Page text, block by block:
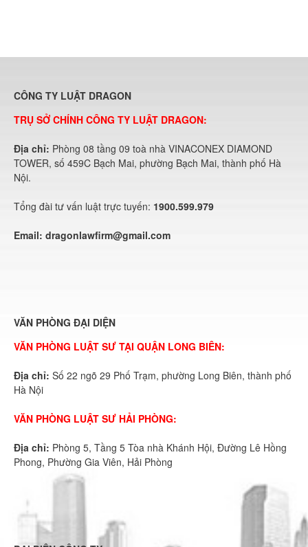
CÔNG TY LUẬT DRAGON
TRỤ SỞ CHÍNH CÔNG TY LUẬT DRAGON:
Địa chỉ: Phòng 08 tầng 09 toà nhà VINACONEX DIAMOND
TOWER, số 459C Bạch Mai, phường Bạch Mai, thành phố Hà
Nội.
Tổng đài tư vấn luật trực tuyến: 1900.599.979
Email: dragonlawfirm@gmail.com
VĂN PHÒNG ĐẠI DIỆN
VĂN PHÒNG LUẬT SƯ TẠI QUẬN LONG BIÊN:
Địa chỉ: Số 22 ngõ 29 Phố Trạm, phường Long Biên, thành phố
Hà Nội
VĂN PHÒNG LUẬT SƯ HẢI PHÒNG:
Địa chỉ: Phòng 5, Tầng 5 Tòa nhà Khánh Hội, Đường Lê Hồng
Phong, Phường Gia Viên, Hải Phòng